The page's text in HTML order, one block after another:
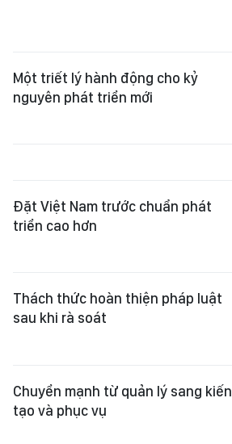
Một triết lý hành động cho kỷ
nguyên phát triển mới
Đặt Việt Nam trước chuẩn phát
triển cao hơn
Thách thức hoàn thiện pháp luật
sau khi rà soát
Chuyển mạnh từ quản lý sang kiến
tạo và phục vụ